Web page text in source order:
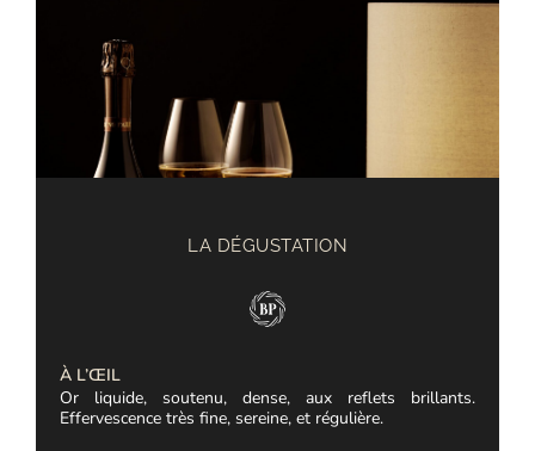
LA DÉGUSTATION
À L’ŒIL
Or liquide, soutenu, dense, aux reflets brillants.
Effervescence très fine, sereine, et régulière.